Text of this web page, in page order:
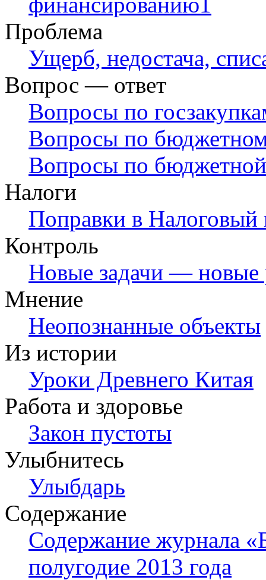
Проблема
Ущерб, недостача,
Вопрос — ответ
Вопросы по
Вопросы по
Вопросы по
Налоги
Поправки в Налоговый
Контроль
Новые задачи — новые
Мнение
Неопознанные объекты
Из истории
Уроки Древнего Китая
Работа и здоровье
Закон пустоты
Улыбнитесь
Улыбдарь
Содержание
Содержание журнала
полугодие 2013 года